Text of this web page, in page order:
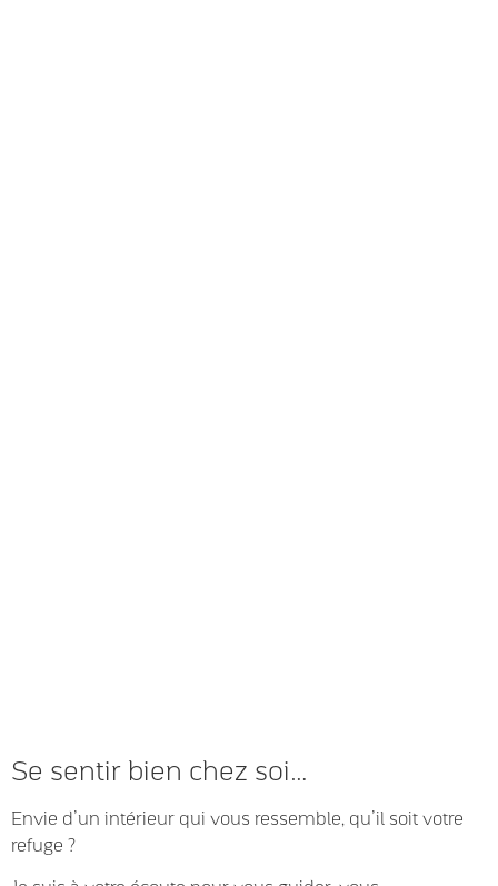
Se sentir bien chez soi…
Envie d’un intérieur qui vous ressemble, qu’il soit votre
refuge ?